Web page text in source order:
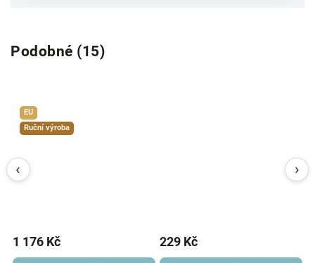
Podobné (15)
EU
Ruční výroba
1 176 Kč 229 Kč